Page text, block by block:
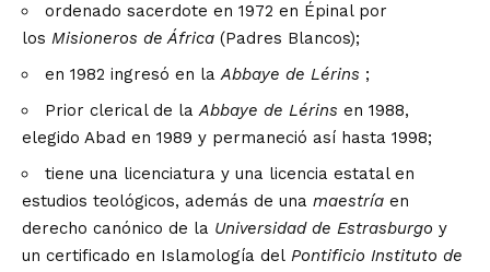
ordenado sacerdote en 1972 en Épinal por
los Misioneros de África (Padres Blancos);
en 1982 ingresó en laAbbaye de Lérins ;
Prior clerical de laAbbaye de Lérins en 1988,
elegido Abad en 1989 y permaneció así hasta 1998;
tiene una licenciatura y una licencia estatal en
estudios teológicos, además de una maestría en
derecho canónico de la Universidad de Estrasburgo y
un certificado en Islamología del Pontificio Instituto de